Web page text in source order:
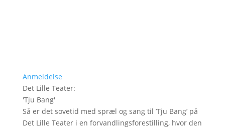
Anmeldelse
Det Lille Teater:
'Tju Bang'
Så er det sovetid med spræl og sang til ’Tju Bang’ på
Det Lille Teater i en forvandlingsforestilling, hvor den